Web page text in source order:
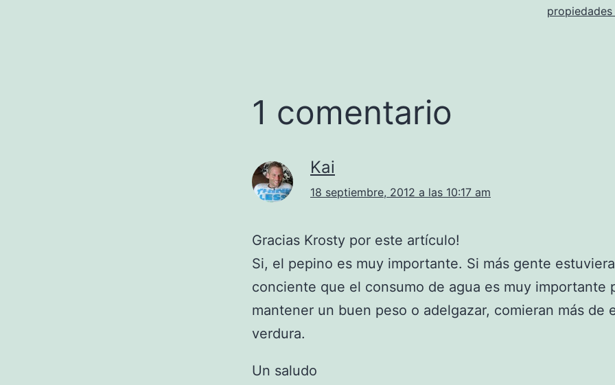
1 comentario
Kai
18 septiembre, 2012 a las 10:17 am
Gracias Krosty por este artículo!
Si, el pepino es muy importante. Si más gente estuviera
conciente que el consumo de agua es muy importante
mantener un buen peso o adelgazar, comieran más de
verdura.
Un saludo